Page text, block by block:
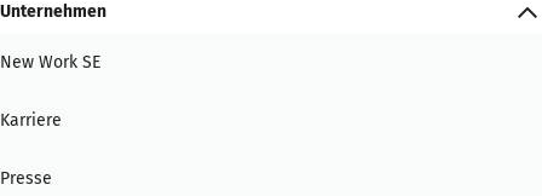
Unternehmen
New Work SE
Karriere
Presse